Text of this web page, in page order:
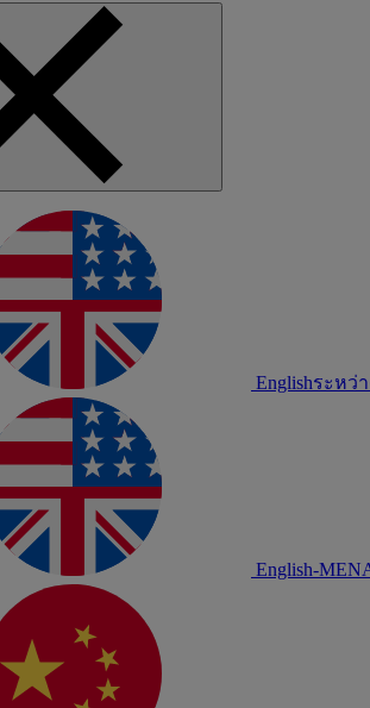
Englishระหว่
English-